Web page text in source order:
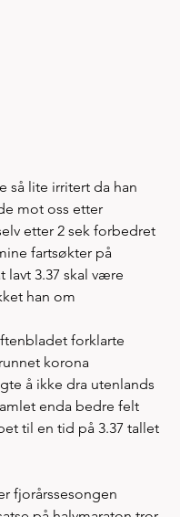
så lite irritert da han
mot oss etter
etter 2 sek forbedret
fartsøkter på
lavt 3.37 skal være
han om
forklarte
korona
å ikke dra utenlands
enda bedre felt
til en tid på 3.37 tallet
fjorårssesongen